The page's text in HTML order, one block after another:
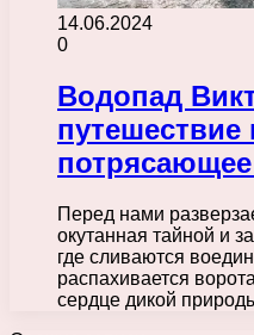
14.06.2024
0
Водопад
путешествие
Перед нами
окутанная тайной и
где сливаются
распахивается
сердце дикой